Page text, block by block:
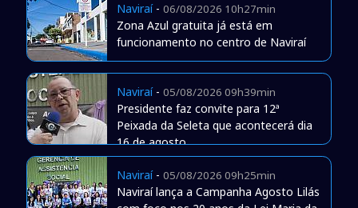
Naviraí- 06/08/2026 10h27min
Zona Azul gratuita já está em
funcionamento no centro de Naviraí
Naviraí- 05/08/2026 09h39min
Presidente faz convite para 12ª
Peixada da Seleta que acontecerá dia
16 de agosto
Naviraí- 05/08/2026 09h25min
Naviraí lança a Campanha Agosto Lilás